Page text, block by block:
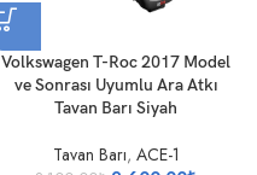
Volkswagen T-Roc 2017 Model
ve Sonrası Uyumlu Ara Atkı
Tavan Barı Siyah
Tavan Barı, ACE-1